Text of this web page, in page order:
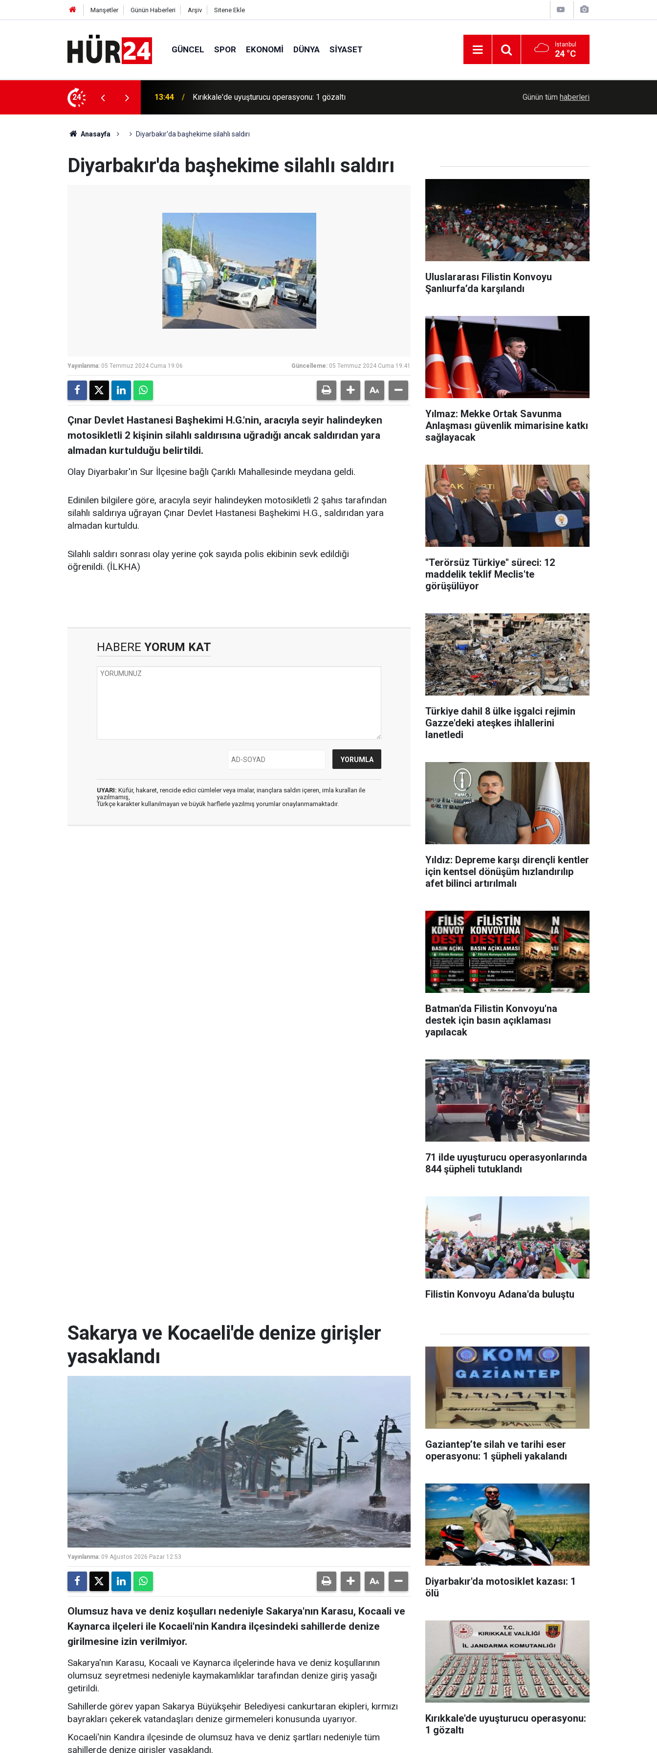
Manşetler Günün Haberleri Arşiv Sitene Ekle
GÜNCEL SPOR EKONOMI DÜNYA SIYASET İstanbul
24 °C
24 13:37 Gaziantep’te 17 yıl 6 ay kesinleşmiş hapis cezası bulunan şahıs yakalandı TBMM Genel Kurulunda şehit aileleri ve
Günün tüm haberleri
Anasayfa Diyarbakır'da başhekime silahlı saldırı
Diyarbakır'da başhekime silahlı saldırı
Yayınlanma: 05 Temmuz 2024 Cuma 19:06 Güncelleme: 05 Temmuz 2024 Cuma 19:41
Çınar Devlet Hastanesi Başhekimi H.G.'nin, aracıyla seyir halindeyken
motosikletli 2 kişinin silahlı saldırısına uğradığı ancak saldırıdan yara
almadan kurtulduğu belirtildi.
Olay Diyarbakır'ın Sur İlçesine bağlı Çarıklı Mahallesinde meydana geldi.
Edinilen bilgilere göre, aracıyla seyir halindeyken motosikletli 2 şahıs tarafından
silahlı saldırıya uğrayan Çınar Devlet Hastanesi Başhekimi H.G., saldırıdan yara
almadan kurtuldu.
Silahlı saldırı sonrası olay yerine çok sayıda polis ekibinin sevk edildiği
öğrenildi. (İLKHA)
HABERE YORUM KAT
UYARI: Küfür, hakaret, rencide edici cümleler veya imalar, inançlara saldırı içeren, imla kuralları ile
yazılmamış,
Türkçe karakter kullanılmayan ve büyük harflerle yazılmış yorumlar onaylanmamaktadır.
Uluslararası Filistin Konvoyu
Şanlıurfa’da karşılandı
Yılmaz: Mekke Ortak Savunma
Anlaşması güvenlik mimarisine katkı
sağlayacak
"Terörsüz Türkiye" süreci: 12
maddelik teklif Meclis'te
görüşülüyor
Türkiye dahil 8 ülke işgalci rejimin
Gazze'deki ateşkes ihlallerini
lanetledi
Yıldız: Depreme karşı dirençli kentler
için kentsel dönüşüm hızlandırılıp
afet bilinci artırılmalı
Batman'da Filistin Konvoyu'na
destek için basın açıklaması
yapılacak
71 ilde uyuşturucu operasyonlarında
844 şüpheli tutuklandı
Filistin Konvoyu Adana'da buluştu
Sakarya ve Kocaeli'de denize girişler
yasaklandı
Yayınlanma: 09 Ağustos 2026 Pazar 12:53
Olumsuz hava ve deniz koşulları nedeniyle Sakarya'nın Karasu, Kocaali ve
Kaynarca ilçeleri ile Kocaeli'nin Kandıra ilçesindeki sahillerde denize
girilmesine izin verilmiyor.
Sakarya'nın Karasu, Kocaali ve Kaynarca ilçelerinde hava ve deniz koşullarının
olumsuz seyretmesi nedeniyle kaymakamlıklar tarafından denize giriş yasağı
getirildi.
Sahillerde görev yapan Sakarya Büyükşehir Belediyesi cankurtaran ekipleri, kırmızı
bayrakları çekerek vatandaşları denize girmemeleri konusunda uyarıyor.
Kocaeli'nin Kandıra ilçesinde de olumsuz hava ve deniz şartları nedeniyle tüm
sahillerde denize girişler yasaklandı.
Gaziantep’te silah ve tarihi eser
operasyonu: 1 şüpheli yakalandı
Diyarbakır'da motosiklet kazası: 1
ölü
Kırıkkale'de uyuşturucu operasyonu:
1 gözaltı